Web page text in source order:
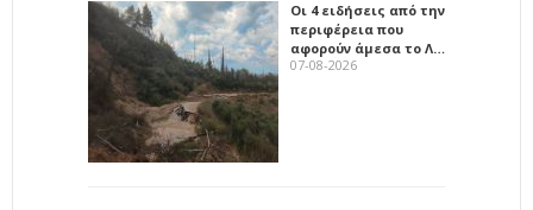
Οι 4 ειδήσεις από την
περιφέρεια που
αφορούν άμεσα το Λ…
07-08-2026